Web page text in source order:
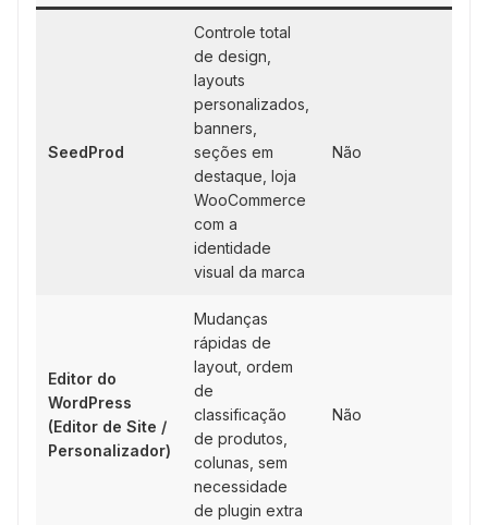
SeedProd
Controle total
de design,
layouts
personalizados,
banners,
seções em
destaque, loja
WooCommerce
com a
identidade
visual da marca
Não
Editor do
WordPress
(Editor de Site /
Personalizador)
Mudanças
rápidas de
layout, ordem
de
classificação
de produtos,
colunas, sem
necessidade
de plugin extra
Não